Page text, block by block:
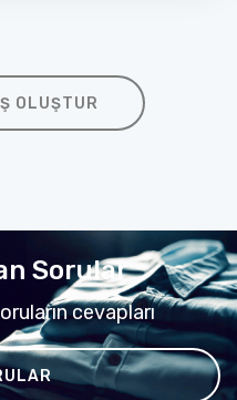
OLUŞTUR
Sorular
cevapları